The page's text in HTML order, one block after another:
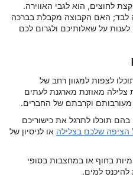
לחוצים, הוא לגבי האווירה.
לבד; האם הקבוצה מקבלת בברכה
על שאלותיכם ולגרום לכם
לצפות למגוון רחב של
צלילה מאוזנת מארגנת לעתים
מעורבותם וקרבתם של החברים.
בהם תוכלו לתרגל את כישוריכם
הציפה שלכם בצלילה או לניסיון של
בחוף או במחצבות בסופי
למים.